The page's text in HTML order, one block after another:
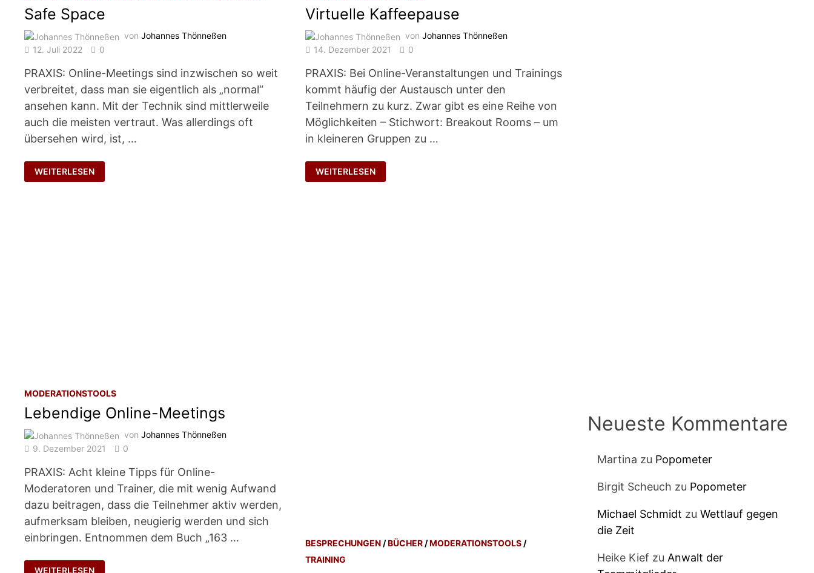
Safe Space
vonJohannes Thönneßen
12. Juli 2022
0
PRAXIS: Online-Meetings sind inzwischen so weit
verbreitet, dass man sie eigentlich als „normal“
ansehen kann. Mit der Technik sind mittlerweile
auch die meisten vertraut. Was allerdings oft
übersehen wird, ist, …
SAFE
SPACE
WEITERLESEN
Virtuelle Kaffeepause
vonJohannes Thönneßen
14. Dezember 2021
0
PRAXIS: Bei Online-Veranstaltungen und Trainings
kommt häufig der Austausch unter den
Teilnehmern zu kurz. Zwar gibt es eine Reihe von
Möglichkeiten – Stichwort: Breakout Rooms – um
in kleineren Gruppen zu …
VIRTUELLE
KAFFEEPAUSE
WEITERLESEN
MODERATIONSTOOLS
Lebendige Online-Meetings
vonJohannes Thönneßen
9. Dezember 2021
0
PRAXIS: Acht kleine Tipps für Online-
Moderatoren und Trainer, die mit wenig Aufwand
dazu beitragen, dass die Teilnehmer aktiv werden,
aufmerksam bleiben, neugierig werden und sich
einbringen. Entnommen dem Buch „163 …
LEBENDIGE
WEITERLESEN
BESPRECHUNGEN /BÜCHER /MODERATIONSTOOLS /
TRAINING
Neueste Kommentare
Martina zu Popometer
Birgit Scheuch zu Popometer
Michael Schmidt zu Wettlauf gegen
die Zeit
Heike Kief zu Anwalt der